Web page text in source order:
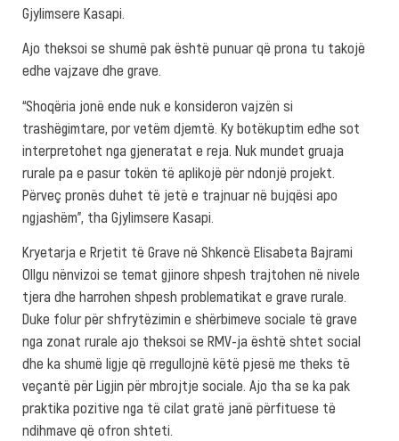
Gjylimsere Kasapi.
Ajo theksoi se shumë pak është punuar që prona tu takojë
edhe vajzave dhe grave.
“Shoqëria jonë ende nuk e konsideron vajzën si
trashëgimtare, por vetëm djemtë. Ky botëkuptim edhe sot
interpretohet nga gjeneratat e reja. Nuk mundet gruaja
rurale pa e pasur tokën të aplikojë për ndonjë projekt.
Përveç pronës duhet të jetë e trajnuar në bujqësi apo
ngjashëm”, tha Gjylimsere Kasapi.
Kryetarja e Rrjetit të Grave në Shkencë Elisabeta Bajrami
Ollgu nënvizoi se temat gjinore shpesh trajtohen në nivele
tjera dhe harrohen shpesh problematikat e grave rurale.
Duke folur për shfrytëzimin e shërbimeve sociale të grave
nga zonat rurale ajo theksoi se RMV-ja është shtet social
dhe ka shumë ligje që rregullojnë këtë pjesë me theks të
veçantë për Ligjin për mbrojtje sociale. Ajo tha se ka pak
praktika pozitive nga të cilat gratë janë përfituese të
ndihmave që ofron shteti.